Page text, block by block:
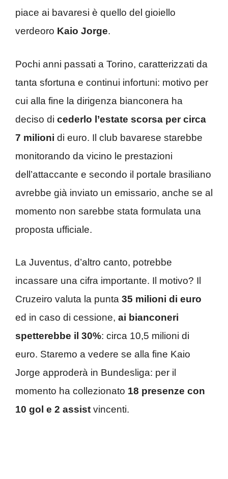
piace ai bavaresi è quello del gioiello
verdeoro Kaio Jorge.
Pochi anni passati a Torino, caratterizzati da
tanta sfortuna e continui infortuni: motivo per
cui alla fine la dirigenza bianconera ha
deciso di cederlo l’estate scorsa per circa
7 milioni di euro. Il club bavarese starebbe
monitorando da vicino le prestazioni
dell’attaccante e secondo il portale brasiliano
avrebbe già inviato un emissario, anche se al
momento non sarebbe stata formulata una
proposta ufficiale.
La Juventus, d’altro canto, potrebbe
incassare una cifra importante. Il motivo? Il
Cruzeiro valuta la punta 35 milioni di euro
ed in caso di cessione, ai bianconeri
spetterebbe il 30%: circa 10,5 milioni di
euro. Staremo a vedere se alla fine Kaio
Jorge approderà in Bundesliga: per il
momento ha collezionato 18 presenze con
10 gol e 2 assist vincenti.